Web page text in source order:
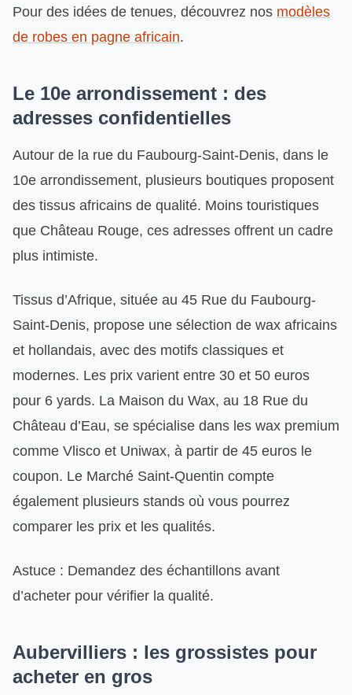
Pour des idées de tenues, découvrez nos modèles
de robes en pagne africain.
Le 10e arrondissement : des
adresses confidentielles
Autour de la rue du Faubourg-Saint-Denis, dans le
10e arrondissement, plusieurs boutiques proposent
des tissus africains de qualité. Moins touristiques
que Château Rouge, ces adresses offrent un cadre
plus intimiste.
Tissus d’Afrique, située au 45 Rue du Faubourg-
Saint-Denis, propose une sélection de wax africains
et hollandais, avec des motifs classiques et
modernes. Les prix varient entre 30 et 50 euros
pour 6 yards. La Maison du Wax, au 18 Rue du
Château d’Eau, se spécialise dans les wax premium
comme Vlisco et Uniwax, à partir de 45 euros le
coupon. Le Marché Saint-Quentin compte
également plusieurs stands où vous pourrez
comparer les prix et les qualités.
Astuce : Demandez des échantillons avant
d’acheter pour vérifier la qualité.
Aubervilliers : les grossistes pour
acheter en gros